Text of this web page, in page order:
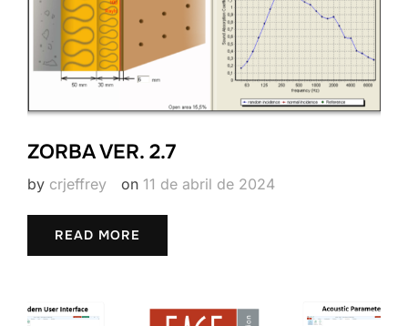
ZORBA VER. 2.7
by crjeffrey on 11 de abril de 2024
READ MORE